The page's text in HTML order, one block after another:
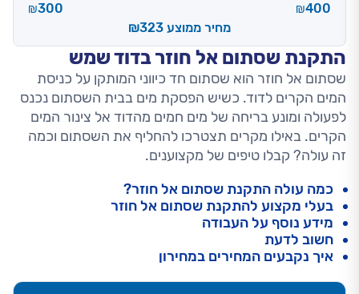
התקנת שסתום אל חוזר בדוד שמש
שסתום אל חוזר הוא שסתום חד כיווני המותקן על כניסת
המים הקרים לדוד. כשיש הפסקת מים בבית השסתום נכנס
לפעולה ומונע בריחה של מים חמים מהדוד אל צינור המים
הקרים. באילו מקרים תצטרכו להחליף את השסתום וכמה
זה עולה? קבלו טיפים של מקצוענים.
₪400
₪300
מחיר ממוצע ₪323
כמה עולה התקנת שסתום אל חוזר?
בעלי מקצוע להתקנת שסתום אל חוזר
מידע נוסף על העבודה
חשוב לדעת
איך נקבעים המחירים במחירון